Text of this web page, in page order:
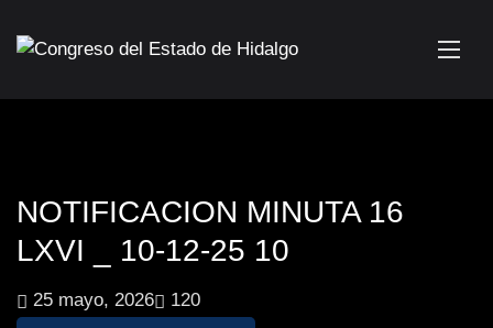
NOTIFICACION MINUTA 16
LXVI _ 10-12-25 10
25 mayo, 2026
120